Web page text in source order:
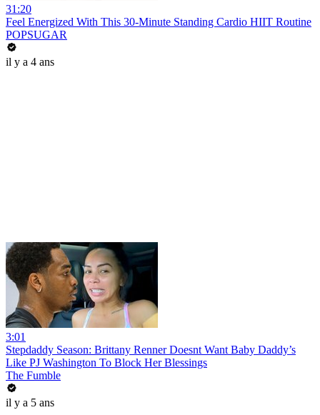
31:20
Feel Energized With This 30-Minute Standing Cardio HIIT Routine
POPSUGAR
il y a 4 ans
3:01
Stepdaddy Season: Brittany Renner Doesnt Want Baby Daddy’s
Like PJ Washington To Block Her Blessings
The Fumble
il y a 5 ans